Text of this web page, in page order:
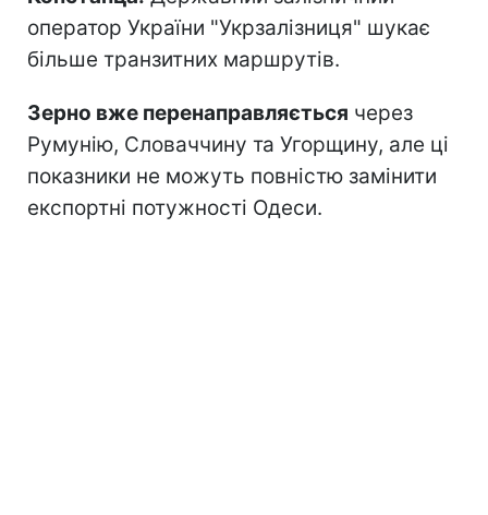
оператор України "Укрзалізниця" шукає
більше транзитних маршрутів.
Зерно вже перенаправляється через
Румунію, Словаччину та Угорщину, але ці
показники не можуть повністю замінити
експортні потужності Одеси.